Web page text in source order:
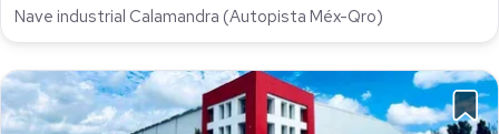
Nave industrial Calamandra (Autopista Méx-Qro)